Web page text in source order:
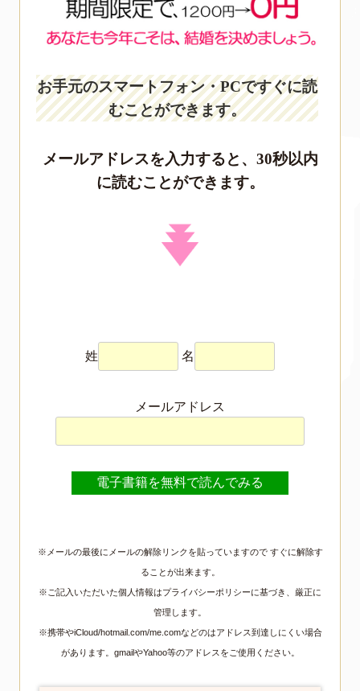
お手元のスマートフォン・PCですぐに読
むことができます。
メールアドレスを入力すると、30秒以内
に読むことができます。
姓 名
メールアドレス
※メールの最後にメールの解除リンクを貼っていますので すぐに解除す
ることが出来ます。
※ご記入いただいた個人情報はプライバシーポリシーに基づき、厳正に
管理します。
※携帯やiCloud/hotmail.com/me.comなどのはアドレス到達しにくい場合
があります。gmailやYahoo等のアドレスをご使用ください。